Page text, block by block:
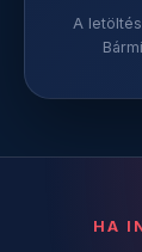
A
HA